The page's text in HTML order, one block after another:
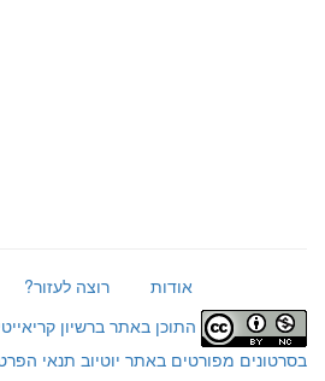
אודות רוצה לעזור?
התוכן באתר ברשיון
בסרטונים מפורטים באתר יוטיוב תנאי